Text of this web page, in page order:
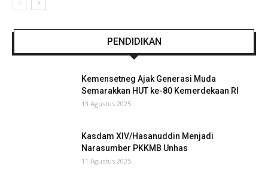
PENDIDIKAN
Kemensetneg Ajak Generasi Muda
Semarakkan HUT ke-80 Kemerdekaan RI
13 Agustus 2025
Kasdam XIV/Hasanuddin Menjadi
Narasumber PKKMB Unhas
11 Agustus 2025